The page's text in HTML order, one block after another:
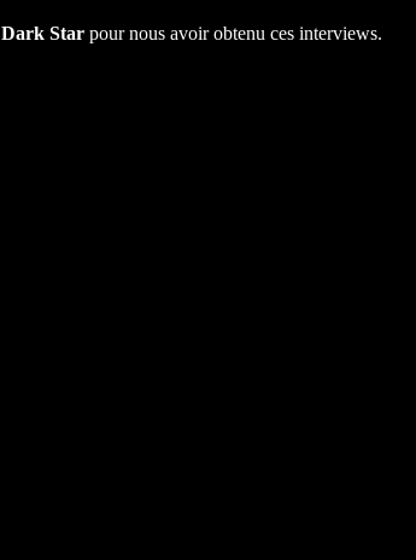
Dark Starpour nous avoir obtenu ces interviews.